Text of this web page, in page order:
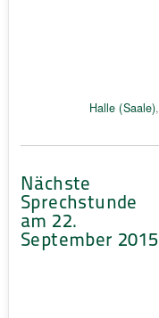
Halle (Saale),
Nächste
Sprechstunde
am 22.
September 2015